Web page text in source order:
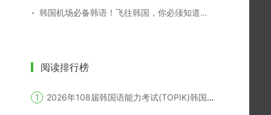
韩国机场必备韩语！飞往韩国，你必须知道的机场表达
阅读排行榜
2026年108届韩国语能力考试(TOPIK)韩国报名时间